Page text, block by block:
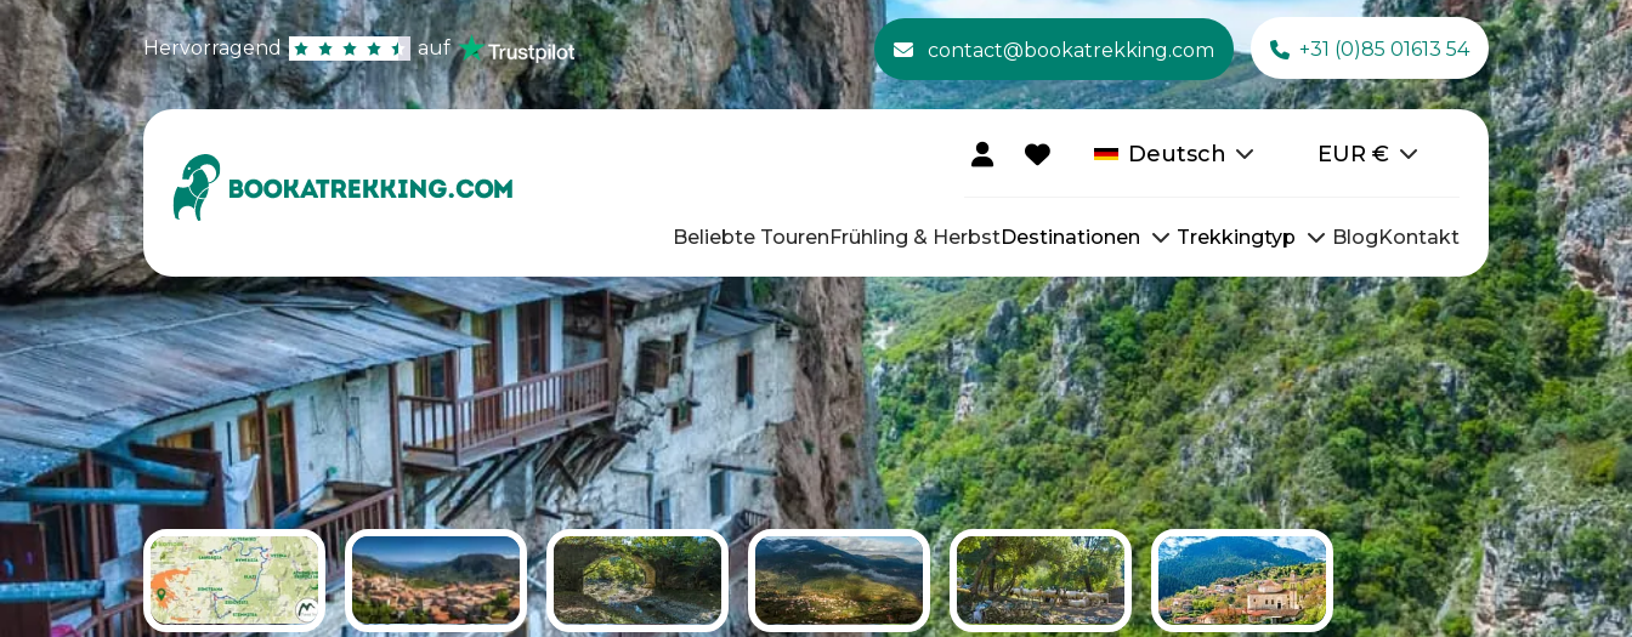
Hervorragend auf contact@bookatrekking.com +31 (0)85 01613 54
Deutsch EUR €
Beliebte TourenFrühling & HerbstDestinationen Trekkingtyp BlogKontakt